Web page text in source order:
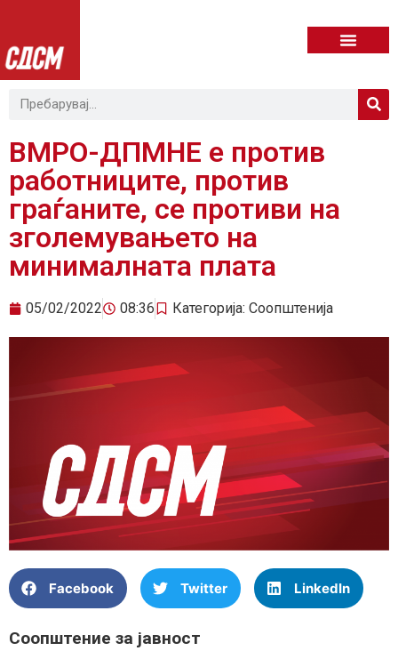
ВМРО-ДПМНЕ е против
работниците, против
граѓаните, се противи на
зголемувањето на
минималната плата
05/02/2022 08:36 Категорија: Соопштенија
Facebook Twitter LinkedIn
Соопштение за јавност